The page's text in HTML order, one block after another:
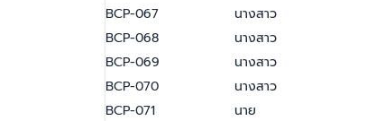
BCP-067
นางสาว
BCP-068
นางสาว
BCP-069
นางสาว
BCP-070
นางสาว
BCP-071
นาย